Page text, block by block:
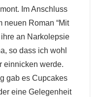
Im Anschluss
neuen Roman “Mit
an Narkolepsie
so dass ich wohl
einnicken werde.
gab es Cupcakes
eine Gelegenheit